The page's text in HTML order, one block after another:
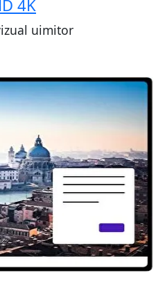
4K
uimitor